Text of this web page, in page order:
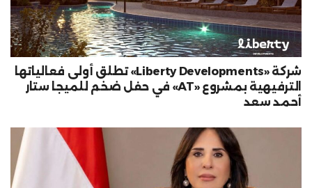
شركة «Liberty Developments» تطلق أولى فعالياتها
الترفيهية بمشروع «AT» في حفل ضخم للميجا ستار
أحمد سعد